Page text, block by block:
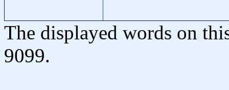
The displayed words on
9099.